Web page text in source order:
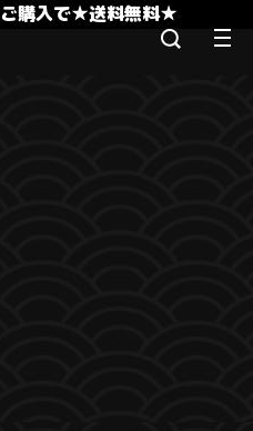
ご購入で★送料無料★